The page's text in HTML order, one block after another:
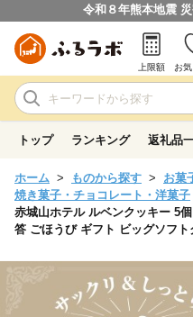
令和８年熊本地震
上限額 お
トップ ランキング 返礼品
ホーム ものから探す
お菓
焼き菓子・チョコレート・洋菓子
赤城山ホテル ルベンクッキー 5
答 ごほうび ギフト ビッグソフ